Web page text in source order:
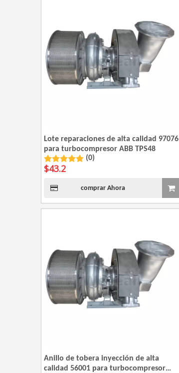
Lote reparaciones de alta calidad 97076
para turbocompresor ABB TPS48
(0)
$43.2
comprar Ahora
Anillo de tobera inyección de alta
calidad 56001 para turbocompresor